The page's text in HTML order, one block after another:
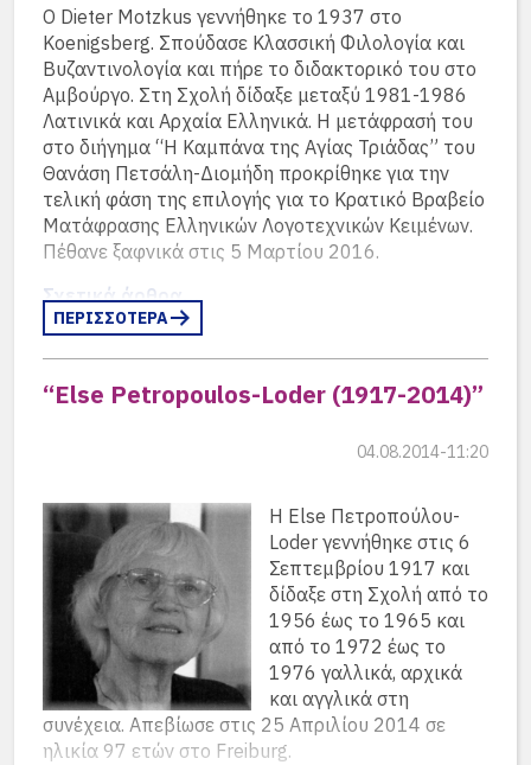
στον τελικό και 72.90 στον προκριματικό.
Η καλύτερή του επίδοση ήταν 77.80, την οποία
που πέτυχε στις 14.10.1956 στην Κολωνία, εποχή
όμως που ήδη τον είχε ξεπεράσει ο Will Heiner.
(ως γνωστόν ήδη από τα μέσα της δεκαετίας του
’80 οι επιδόσεις των ακοντιστών ξεπέρασαν τα
100 μέτρα – ο Uwe Hohn είχε επιτύχει επίδοση
104,80 ! στις 20.7.1984 – και ήταν πλεόν αδύνατη
έως και επικίνδυνη η διεξαγωγή αγώνων εντός των
σταδίων, οπότε η IAAF αντικατέστησε από το 1986
το ακόντιο με ένα βαρύτερο).
Άρθρα και αναφορές για τον Koschel και τους
Ολυμπιακούς Αγώνες του 1952 και του 1956:
Die erste Olympia-Medaille nach dem Krieg…
Die Jahresbesten in Speerwurf 1945-2011…
Männer Speerwurf (TOP100)…
Και ένα φιλμ από τις ειδήσεις του 1951
δανεισμένο από τα Γερμανικά Αρχεία:
08.09.1951 – Ειδήσεις – Αθλητικά σε timecode
0:05:55:00 …
Ο Dieter Motzkus γεννήθηκε το 1937 στο
Koenigsberg. Σπούδασε Κλασσική Φιλολογία και
Βυζαντινολογία και πήρε το διδακτορικό του στο
Αμβούργο. Στη Σχολή δίδαξε μεταξύ 1981-1986
Λατινικά και Αρχαία Ελληνικά. Η μετάφρασή του
στο διήγημα “Η Καμπάνα της Αγίας Τριάδας” του
Θανάση Πετσάλη-Διομήδη προκρίθηκε για την
τελική φάση της επιλογής για το Κρατικό Βραβείο
Ματάφρασης Ελληνικών Λογοτεχνικών Κειμένων.
Πέθανε ξαφνικά στις 5 Μαρτίου 2016.
Σχετικά άρθρα…
ΠΕΡΙΣΣΟΤΕΡΑ
“Else Petropoulos-Loder (1917-2014)”
04.08.2014-11:20
Η Else Πετροπούλου-
Loder γεννήθηκε στις 6
Σεπτεμβρίου 1917 και
δίδαξε στη Σχολή από το
1956 έως το 1965 και
από το 1972 έως το
1976 γαλλικά, αρχικά
και αγγλικά στη
συνέχεια. Απεβίωσε στις 25 Απριλίου 2014 σε
ηλικία 97 ετών στο Freiburg.